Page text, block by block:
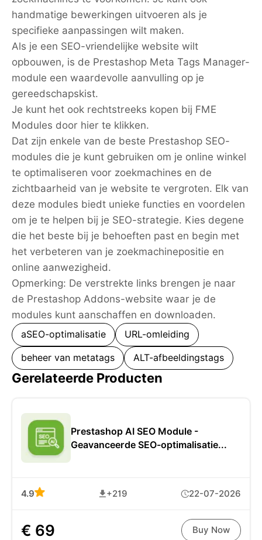
handmatige bewerkingen uitvoeren als je
specifieke aanpassingen wilt maken.
Als je een SEO-vriendelijke website wilt
opbouwen, is de Prestashop Meta Tags Manager-
module een waardevolle aanvulling op je
gereedschapskist.
Je kunt het ook rechtstreeks kopen bij FME
Modules door hier te klikken.
Dat zijn enkele van de beste Prestashop SEO-
modules die je kunt gebruiken om je online winkel
te optimaliseren voor zoekmachines en de
zichtbaarheid van je website te vergroten. Elk van
deze modules biedt unieke functies en voordelen
om je te helpen bij je SEO-strategie. Kies degene
die het beste bij je behoeften past en begin met
het verbeteren van je zoekmachinepositie en
online aanwezigheid.
Opmerking: De verstrekte links brengen je naar
de Prestashop Addons-website waar je de
modules kunt aanschaffen en downloaden.
aSEO-optimalisatie URL-omleiding
beheer van metatags ALT-afbeeldingstags
Gerelateerde Producten
Prestashop AI SEO Module -
Geavanceerde SEO-optimalisatie...
4.9 +219 22-07-2026
€ 69 Buy Now